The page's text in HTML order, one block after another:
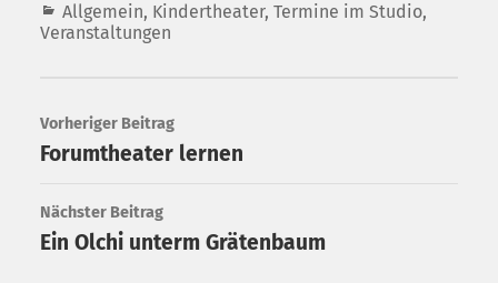
Allgemein, Kindertheater, Termine im Studio,
Veranstaltungen
Vorheriger Beitrag
Forumtheater lernen
Nächster Beitrag
Ein Olchi unterm Grätenbaum